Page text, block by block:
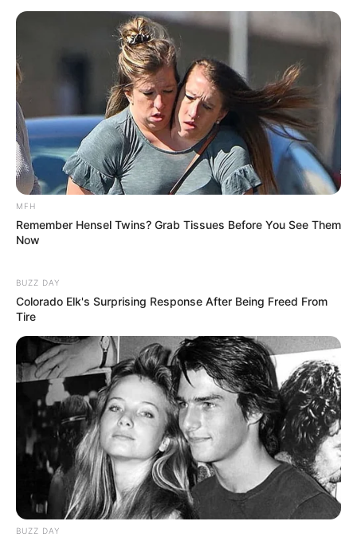
Beby Tsabina Salshabilla Adriani
TULIS KOMENTAR
Alamat email Anda tidak akan dipublikasikan. Ruas yang wajib ditandai*
MFH
Remember Hensel Twins? Grab Tissues Before You See Them
Now
BUZZ DAY
Colorado Elk's Surprising Response After Being Freed From
Tire
BUZZ DAY